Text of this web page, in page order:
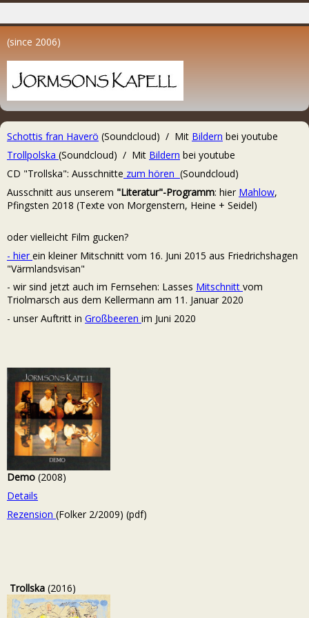
(since 2006)
Schottis fran Haverö (Soundcloud) / Mit Bildern bei youtube
Trollpolska (Soundcloud) / Mit Bildern bei youtube
CD "Trollska": Ausschnitte zum hören (Soundcloud)
Ausschnitt aus unserem "Literatur"-Programm: hier Mahlow,
Pfingsten 2018 (Texte von Morgenstern, Heine + Seidel)
oder vielleicht Film gucken?
- hier ein kleiner Mitschnitt vom 16. Juni 2015 aus Friedrichshagen
"Värmlandsvisan"
- wir sind jetzt auch im Fernsehen: Lasses Mitschnitt vom
Triolmarsch aus dem Kellermann am 11. Januar 2020
- unser Auftritt in Großbeeren im Juni 2020
Demo (2008)
Details
Rezension (Folker 2/2009) (pdf)
Trollska (2016)